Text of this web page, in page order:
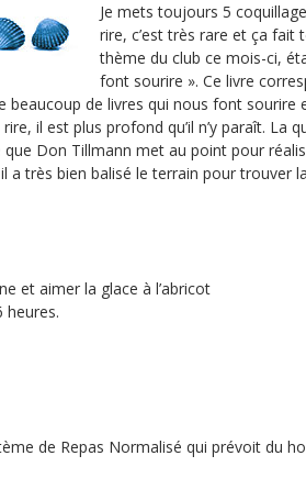
Je mets toujours 5
rire, c’est très rare et ça fait
thème du club ce mois-ci,
font sourire ». Ce livre
beaucoup de livres qui nous font sourire
il est plus profond qu’il n’y paraît. La
Don Tillmann met au point pour
a très bien balisé le terrain pour trouver
et aimer la glace à l’abricot
heures.
de Repas Normalisé qui prévoit du